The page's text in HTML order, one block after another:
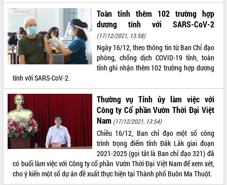
Họp báo thông tin về Hội nghị Công bố
Quy hoạch và Xúc tiến đầu tư tỉnh Đắk
Khơi thông điểm nghẽn, đẩy nhanh
giải ngân vốn khắc phục thiên tai
HĐND tỉnh thông qua điều chỉnh Quy
hoạch tỉnh Đắk Lắk thời kỳ 2021-2030,
tầm nhìn đến năm 2050
Nâng cao hiệu quả hoạt động của các
doanh nghiệp nhà nước
Hội nghị triển khai kết nối mạng
truyền số liệu chuyên dùng phục vụ cơ
quan Đảng, Nhà nước
Lễ phát động chuỗi hoạt động chung
tay làm sạch môi trường
Toàn tỉnh thêm 102 trường hợp
dương tính với SARS-CoV-2
(17/12/2021, 13:58)
Ngày 16/12, theo thông tin từ Ban Chỉ đạo
phòng, chống dịch COVID-19 tỉnh, toàn
tỉnh ghi nhận thêm 102 trường hợp dương
tính với SARS-CoV-2.
Thường vụ Tỉnh ủy làm việc với
Công ty Cổ phần Vườn Thời Đại Việt
Nam (17/12/2021, 13:54)
Chiều 16/12, Ban chỉ đạo một số công
trình trọng điểm tỉnh Đắk Lắk giai đoạn
2021-2025 (gọi tắt là Ban chỉ đạo 321) đã
có buổi làm việc với Công ty cổ phần Vườn Thời Đại Việt Nam để xem xét,
cho ý kiến một số dự án đề xuất thực hiện tại Thành phố Buôn Ma Thuột.